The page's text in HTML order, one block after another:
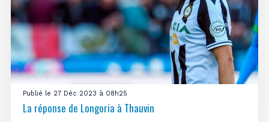
Publié le 27 Déc 2023 à 08h25
La réponse de Longoria à Thauvin